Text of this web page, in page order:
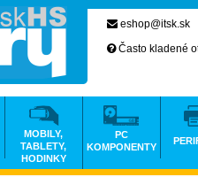
eshop@itsk.sk
Často kladené
MOBILY,
TABLETY,
HODINKY
PC
KOMPONENTY